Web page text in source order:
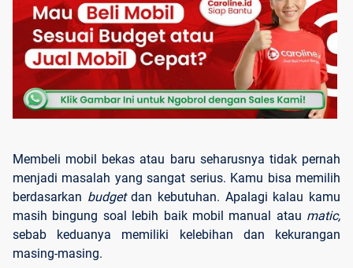
Membeli mobil bekas atau baru seharusnya tidak pernah
menjadi masalah yang sangat serius. Kamu bisa memilih
berdasarkan budgetdan kebutuhan. Apalagi kalau kamu
masih bingung soal lebih baik mobil manual atau matic,
sebab keduanya memiliki kelebihan dan kekurangan
masing-masing.